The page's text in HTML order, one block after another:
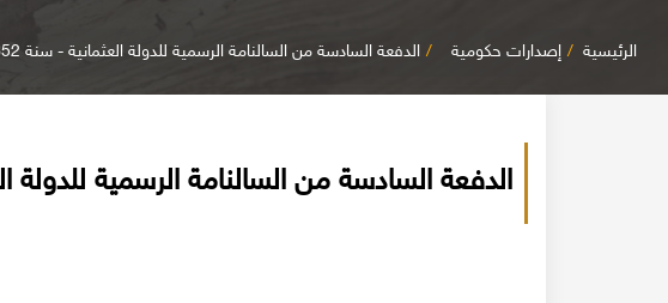
الرئيسية إصدارات حكومية الدفعة السادسة من السالنامة الرسمية للدولة العثمانية - سنة 1852م
الدفعة السادسة من السالنامة الرسمية للدولة